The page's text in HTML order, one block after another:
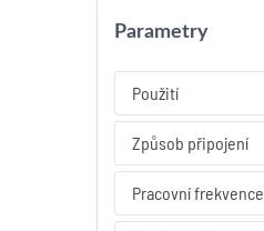
Parametry
Použití
Způsob připojení
Pracovní frekvence